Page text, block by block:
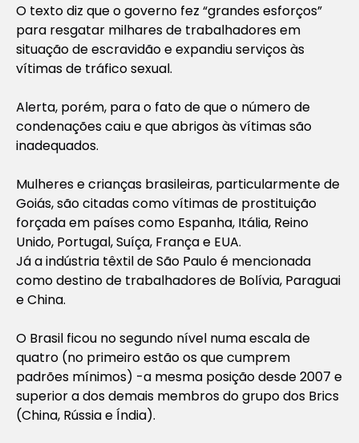
O texto diz que o governo fez “grandes esforços”
para resgatar milhares de trabalhadores em
situação de escravidão e expandiu serviços às
vítimas de tráfico sexual.
Alerta, porém, para o fato de que o número de
condenações caiu e que abrigos às vítimas são
inadequados.
Mulheres e crianças brasileiras, particularmente de
Goiás, são citadas como vítimas de prostituição
forçada em países como Espanha, Itália, Reino
Unido, Portugal, Suíça, França e EUA.
Já a indústria têxtil de São Paulo é mencionada
como destino de trabalhadores de Bolívia, Paraguai
e China.
O Brasil ficou no segundo nível numa escala de
quatro (no primeiro estão os que cumprem
padrões mínimos) -a mesma posição desde 2007 e
superior a dos demais membros do grupo dos Brics
(China, Rússia e Índia).